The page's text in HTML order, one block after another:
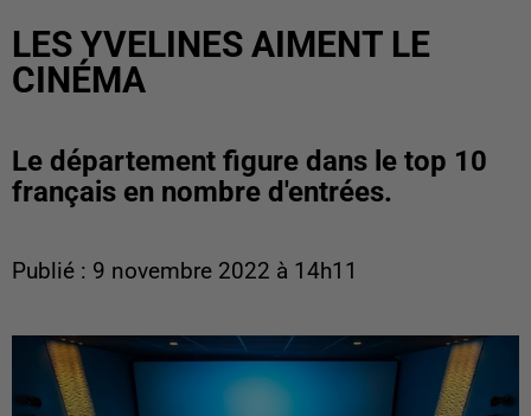
LES YVELINES AIMENT LE
CINÉMA
Le département figure dans le top 10
français en nombre d'entrées.
Publié : 9 novembre 2022 à 14h11